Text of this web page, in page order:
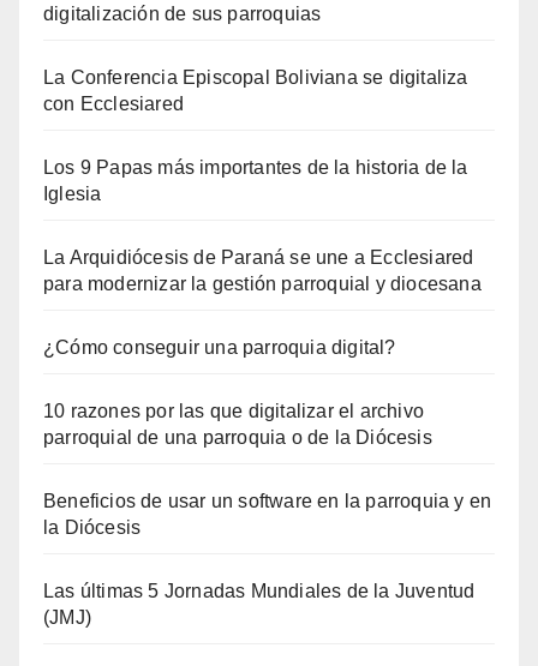
digitalización de sus parroquias
La Conferencia Episcopal Boliviana se digitaliza
con Ecclesiared
Los 9 Papas más importantes de la historia de la
Iglesia
La Arquidiócesis de Paraná se une a Ecclesiared
para modernizar la gestión parroquial y diocesana
¿Cómo conseguir una parroquia digital?
10 razones por las que digitalizar el archivo
parroquial de una parroquia o de la Diócesis
Beneficios de usar un software en la parroquia y en
la Diócesis
Las últimas 5 Jornadas Mundiales de la Juventud
(JMJ)